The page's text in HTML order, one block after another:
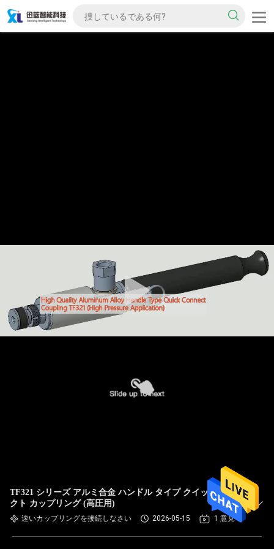
TF321 シリーズ アルミ合金 ハンドル タイプ クイックコネ
クト カップリング (高圧用)
速いカップリングを接続しなさい 2026-05-15 1 意見